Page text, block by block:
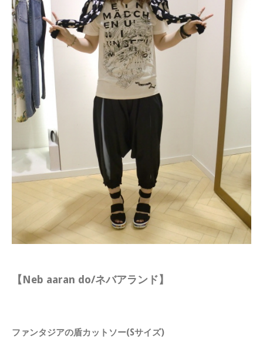
【Neb aaran do/ネバアランド】
ファンタジアの盾カットソー(Sサイズ)